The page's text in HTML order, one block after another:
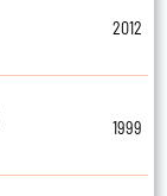
2012
1999